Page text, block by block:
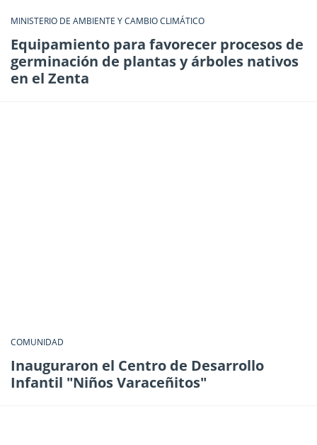
MINISTERIO DE AMBIENTE Y CAMBIO CLIMÁTICO
Equipamiento para favorecer procesos de
germinación de plantas y árboles nativos
en el Zenta
COMUNIDAD
Inauguraron el Centro de Desarrollo
Infantil "Niños Varaceñitos"